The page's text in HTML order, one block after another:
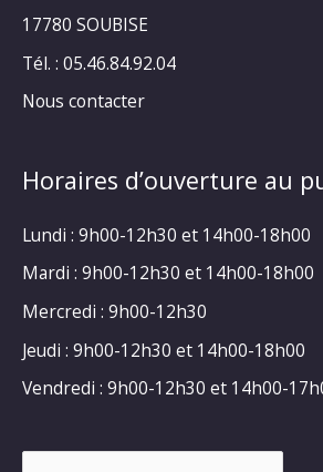
17780 SOUBISE
Tél. : 05.46.84.92.04
Nous contacter
Horaires d’ouverture au
Lundi : 9h00-12h30 et 14h00-18h00
Mardi : 9h00-12h30 et 14h00-18h00
Mercredi : 9h00-12h30
Jeudi : 9h00-12h30 et 14h00-18h00
Vendredi : 9h00-12h30 et 14h00-